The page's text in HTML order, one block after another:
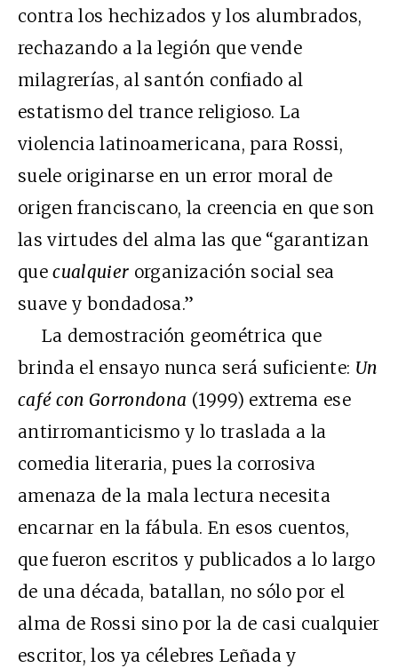
contra los hechizados y los alumbrados,
rechazando a la legión que vende
milagrerías, al santón confiado al
estatismo del trance religioso. La
violencia latinoamericana, para Rossi,
suele originarse en un error moral de
origen franciscano, la creencia en que son
las virtudes del alma las que “garantizan
quecualquier organización social sea
suave y bondadosa.”
La demostración geométrica que
brinda el ensayo nunca será suficiente: Un
café con Gorrondona (1999) extrema ese
antirromanticismo y lo traslada a la
comedia literaria, pues la corrosiva
amenaza de la mala lectura necesita
encarnar en la fábula. En esos cuentos,
que fueron escritos y publicados a lo largo
de una década, batallan, no sólo por el
alma de Rossi sino por la de casi cualquier
escritor, los ya célebres Leñada y